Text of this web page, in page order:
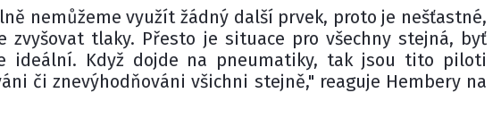
nemůžeme využít žádný další prvek, proto je nešťastné,
zvyšovat tlaky. Přesto je situace pro všechny stejná, byť
ideální. Když dojde na pneumatiky, tak jsou tito piloti
či znevýhodňováni všichni stejně," reaguje Hembery na